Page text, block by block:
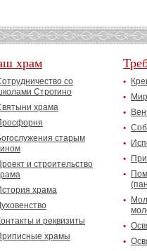
храм
со
Строгино
храма
старым
и строительство
храма
и реквизиты
храмы